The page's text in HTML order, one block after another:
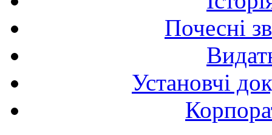
Почесні
Установчі